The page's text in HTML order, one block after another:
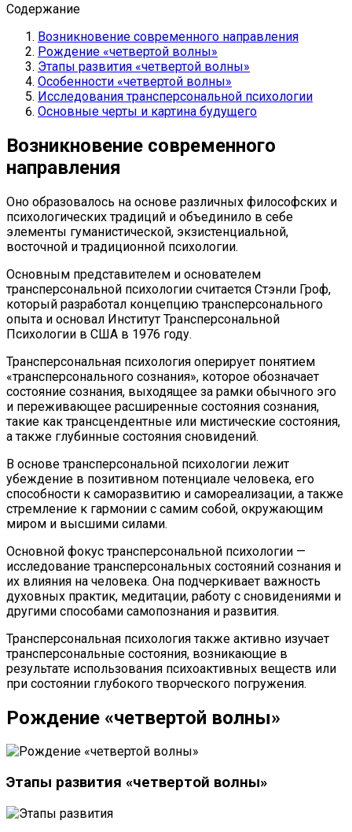
Содержание
Возникновение современного направления
Рождение «четвертой волны»
Этапы развития «четвертой волны»
Особенности «четвертой волны»
Исследования трансперсональной психологии
Основные черты и картина будущего
Возникновение современного
направления
Оно образовалось на основе различных философских и
психологических традиций и объединило в себе
элементы гуманистической, экзистенциальной,
восточной и традиционной психологии.
Основным представителем и основателем
трансперсональной психологии считается Стэнли Гроф,
который разработал концепцию трансперсонального
опыта и основал Институт Трансперсональной
Психологии в США в 1976 году.
Трансперсональная психология оперирует понятием
«трансперсонального сознания», которое обозначает
состояние сознания, выходящее за рамки обычного эго
и переживающее расширенные состояния сознания,
такие как трансцендентные или мистические состояния,
а также глубинные состояния сновидений.
В основе трансперсональной психологии лежит
убеждение в позитивном потенциале человека, его
способности к саморазвитию и самореализации, а также
стремление к гармонии с самим собой, окружающим
миром и высшими силами.
Основной фокус трансперсональной психологии —
исследование трансперсональных состояний сознания и
их влияния на человека. Она подчеркивает важность
духовных практик, медитации, работу с сновидениями и
другими способами самопознания и развития.
Трансперсональная психология также активно изучает
трансперсональные состояния, возникающие в
результате использования психоактивных веществ или
при состоянии глубокого творческого погружения.
Рождение «четвертой волны»
Этапы развития «четвертой волны»